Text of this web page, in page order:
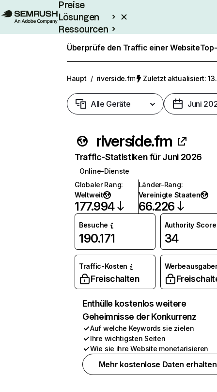
Preise
Lösungen
Ressourcen
Enterprise
Überprüfe den Traffic einer Website
Haupt / riverside.fm Zuletzt aktualisiert:
Alle Geräte Juni
riverside.fm
Traffic-Statistiken für Juni 2026
Online-Dienste
Globaler Rang:
Weltweit
177.994
Länder-Rang:
Vereinigte Staaten
66.226
Besuche
190.171
Authority Score
34
Traffic-Kosten
Freischalten
Enthülle kostenlos weitere
Geheimnisse der Konkurrenz
Auf welche Keywords sie zielen
Ihre wichtigsten Seiten
Wie sie ihre Website monetarisieren
Mehr kostenlose Daten erhalten